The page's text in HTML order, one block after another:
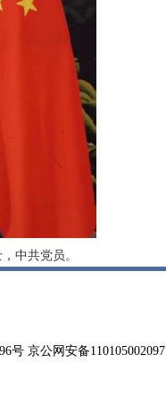
中共党员。
号 京公网安备110105002097